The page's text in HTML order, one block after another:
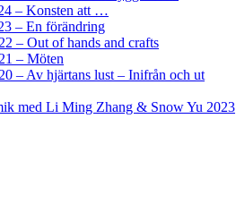
– Konsten att …
– En förändring
– Out of hands and crafts
– Möten
– Av hjärtans lust – Inifrån och ut
med Li Ming Zhang & Snow Yu 2023